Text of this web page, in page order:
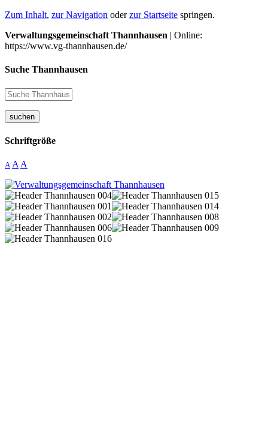
Zum Inhalt, zur Navigation oderzur Startseite springen.
Verwaltungsgemeinschaft Thannhausen | Online:
https://www.vg-thannhausen.de/
Suche Thannhausen
suchen
Schriftgröße
A A A